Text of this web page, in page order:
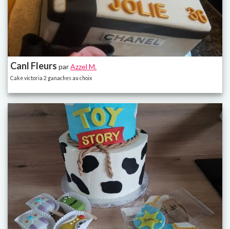
Canl Fleurs parAzzel M.
Cake victoria 2 ganaches au choix